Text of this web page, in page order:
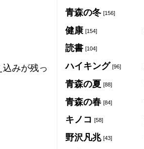
みが残っ
青森の冬 [156]
健康 [154]
読書 [104]
ハイキング [96]
青森の夏 [88]
青森の春 [84]
キノコ [58]
野沢凡兆 [43]